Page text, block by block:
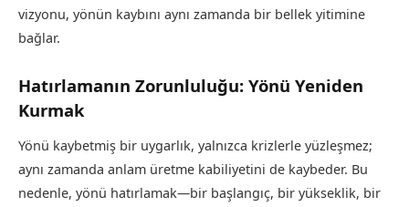
vizyonu, yönün kaybını aynı zamanda bir bellek yitimine
bağlar.
Hatırlamanın Zorunluluğu: Yönü Yeniden
Kurmak
Yönü kaybetmiş bir uygarlık, yalnızca krizlerle yüzleşmez;
aynı zamanda anlam üretme kabiliyetini de kaybeder. Bu
nedenle, yönü hatırlamak—bir başlangıç, bir yükseklik, bir